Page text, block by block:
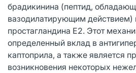
брадикинина (пептид,
вазодилатирующим действием)
простагландина Е2. Этот
определенный вклад в
каптоприла, а также является
возникновения некоторых